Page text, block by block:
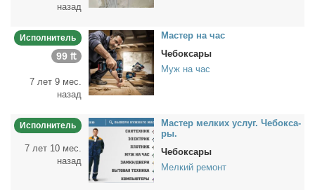
назад
Исполнитель
99 ₶
7 лет 9 мес.
назад
Ма­стер на час
Чебоксары
Муж на час
Исполнитель
7 лет 10 мес.
назад
Ма­стер мел­ких услуг. Че­бок­са­
ры.
Чебоксары
Мелкий ремонт